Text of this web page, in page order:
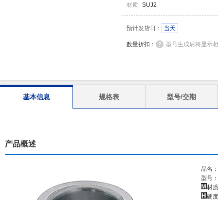
材质: SUJ2
预计发货日： 当天
数量折扣： 型号生成后将显示
基本信息 规格表 型号/交期
产品概述
品名
型号
材
硬